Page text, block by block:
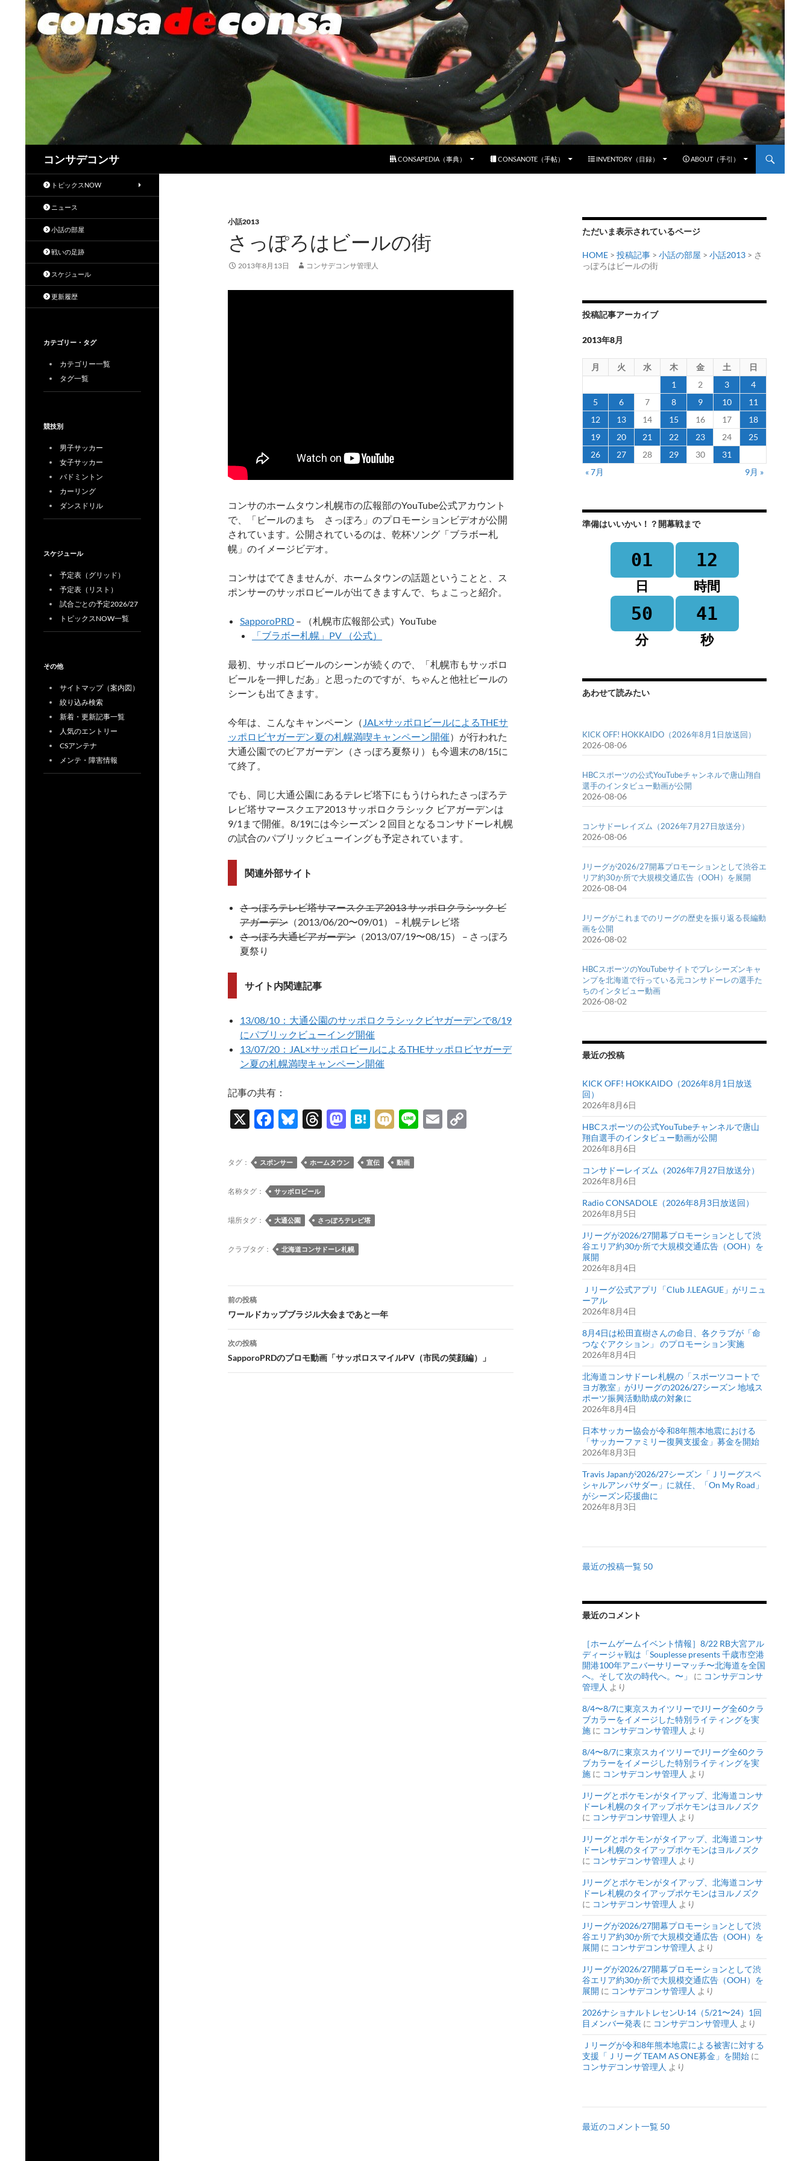
コンサデコンサ
CONSAPEDIA（事典）
CONSANOTE（手帖） INVENTORY（目録） ABOUT（手引）
小話2013
さっぽろはビールの街
2013年8月13日 コンサデコンサ管理人
コンサのホームタウン札幌市の広報部のYouTube公式アカウント
で、「ビールのまち さっぽろ」のプロモーションビデオが公開
されています。公開されているのは、乾杯ソング「ブラボー札
幌」のイメージビデ­オ。
コンサはでてきませんが、ホームタウンの話題ということと、ス
ポンサーのサッポロビールが出てきますんで、ちょこっと紹介。
SapporoPRD – （札幌市広報部公式）YouTube
「ブラボー札幌」PV （公式）
最初、サッポロビールのシーンが続くので、「札幌市もサッポロ
ビールを一押しだあ」と思ったのですが、ちゃんと他社ビールの
シーンも出てきます。
今年は、こんなキャンペーン（ JAL×サッポロビールによるTHEサ
ッポロビヤガーデン夏の札幌満喫キャンペーン開催）が行われた
大通公園でのビアガーデン（さっぽろ夏祭り）も今週末の8/15に
て終了。
でも、同じ大通公園にあるテレビ塔下にもうけられたさっぽろテ
レビ塔サマースクエア2013 サッポロクラシック ビアガーデンは
9/1まで開催。8/19には今シーズン２回目となるコンサドーレ札幌
の試合のパブリックビューイングも予定されています。
関連外部サイト
さっぽろテレビ塔サマースクエア2013 サッポロクラシック ビ
アガーデン （2013/06/20〜09/01） – 札幌テレビ塔
さっぽろ大通ビアガーデン （2013/07/19〜08/15） – さっぽろ
夏祭り
サイト内関連記事
13/08/10：大通公園のサッポロクラシックビヤガーデンで8/19
にパブリックビューイング開催
13/07/20：JAL×サッポロビールによるTHEサッポロビヤガーデ
ン夏の札幌満喫キャンペーン開催
記事の共有：
X
F
e
o
o
Bl
es
y
T
e
ds
M
to
n
H
e
M Li
E
タグ： スポンサー ホームタウン 宣伝 動画
名称タグ： サッポロビール
場所タグ： 大通公園 さっぽろテレビ塔
クラブタグ： 北海道コンサドーレ札幌
投
稿
ナ
ビ
前の投稿
ワールドカップブラジル大会まであと一年
次の投稿
SapporoPRDのプロモ動画「サッポロスマイルPV（市民の笑顔編）」
ただいま表示されているページ
HOME > 投稿記事 > 小話の部屋 > 小話2013 > さ
っぽろはビールの街
投稿記事アーカイブ
2013年8月
月 火 水 木 金 土
日
1
2 3
4
5
6 7 8 9 10
11
12
13 14 15 16 17
18
19
20 21 22 23 24
25
26
27 28 29 30
31
« 7月
9月 »
準備はいいかい！？開幕戦まで
01
日
12
時間
50
分
41
秒
あわせて読みたい
KICK OFF! HOKKAIDO（2026年8月1日放送回）
2026-08-06
HBCスポーツの公式YouTubeチャンネルで唐山翔自
選手のインタビュー動画が公開
2026-08-06
コンサドーレイズム（2026年7月27日放送分）
2026-08-06
Jリーグが2026/27開幕プロモーションとして渋谷エ
リア約30か所で大規模交通広告（OOH）を展開
2026-08-04
Jリーグがこれまでのリーグの歴史を振り返る長編動
画を公開
2026-08-02
HBCスポーツのYouTubeサイトでプレシーズンキャ
ンプを北海道で行っている元コンサドーレの選手た
ちのインタビュー動画
2026-08-02
最近の投稿
KICK OFF! HOKKAIDO（2026年8月1日放送
回）
2026年8月6日
HBCスポーツの公式YouTubeチャンネルで唐山
翔自選手のインタビュー動画が公開
2026年8月6日
コンサドーレイズム（2026年7月27日放送分）
2026年8月6日
Radio CONSADOLE（2026年8月3日放送回）
2026年8月5日
Jリーグが2026/27開幕プロモーションとして渋
谷エリア約30か所で大規模交通広告（OOH）を
展開
2026年8月4日
Ｊリーグ公式アプリ「Club J.LEAGUE」がリニュ
ーアル
2026年8月4日
8月4日は松田直樹さんの命日、各クラブが「命
つなぐアクション」 のプロモーション実施
2026年8月4日
北海道コンサドーレ札幌の「スポーツコートで
ヨガ教室」がJリーグの2026/27シーズン 地域ス
ポーツ振興活動助成の対象に
2026年8月4日
日本サッカー協会が令和8年熊本地震における
「サッカーファミリー復興支援金」募金を開始
2026年8月3日
Travis Japanが2026/27シーズン「Ｊリーグスペ
シャルアンバサダー」に就任、「On My Road」
がシーズン応援曲に
2026年8月3日
最近の投稿一覧 50
最近のコメント
［ホームゲームイベント情報］8/22 RB大宮アル
ディージャ戦は「Souplesse presents 千歳市空港
開港100年アニバーサリーマッチ〜北海道を全国
へ。そして次の時代へ。〜」
に コンサデコンサ
管理人 より
8/4〜8/7に東京スカイツリーでJリーグ全60クラ
ブカラーをイメージした特別ライティングを実
施 に コンサデコンサ管理人 より
8/4〜8/7に東京スカイツリーでJリーグ全60クラ
ブカラーをイメージした特別ライティングを実
施 に コンサデコンサ管理人 より
Jリーグとポケモンがタイアップ、北海道コンサ
ドーレ札幌のタイアップポケモンはヨルノズク
に コンサデコンサ管理人 より
Jリーグとポケモンがタイアップ、北海道コンサ
ドーレ札幌のタイアップポケモンはヨルノズク
に コンサデコンサ管理人 より
Jリーグとポケモンがタイアップ、北海道コンサ
ドーレ札幌のタイアップポケモンはヨルノズク
に コンサデコンサ管理人 より
Jリーグが2026/27開幕プロモーションとして渋
谷エリア約30か所で大規模交通広告（OOH）を
展開 に コンサデコンサ管理人 より
Jリーグが2026/27開幕プロモーションとして渋
谷エリア約30か所で大規模交通広告（OOH）を
展開 に コンサデコンサ管理人 より
2026ナショナルトレセンU-14（5/21〜24）1回
目メンバー発表 に コンサデコンサ管理人 より
Ｊリーグが令和8年熊本地震による被害に対する
支援「Ｊリーグ TEAM AS ONE募金」を開始 に
コンサデコンサ管理人 より
最近のコメント一覧 50
トピックスNOW
ニュース
小話の部屋
戦いの足跡
スケジュール
更新履歴
カテゴリー・タグ
カテゴリー一覧
タグ一覧
競技別
男子サッカー
女子サッカー
バドミントン
カーリング
ダンスドリル
スケジュール
予定表（グリッド）
予定表（リスト）
試合ごとの予定2026/27
トピックスNOW一覧
その他
サイトマップ（案内図）
絞り込み検索
新着・更新記事一覧
人気のエントリー
CSアンテナ
メンテ・障害情報